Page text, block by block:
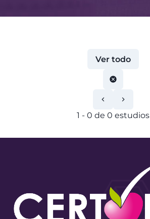
Ver todo
1 - 0 de 0 estudios